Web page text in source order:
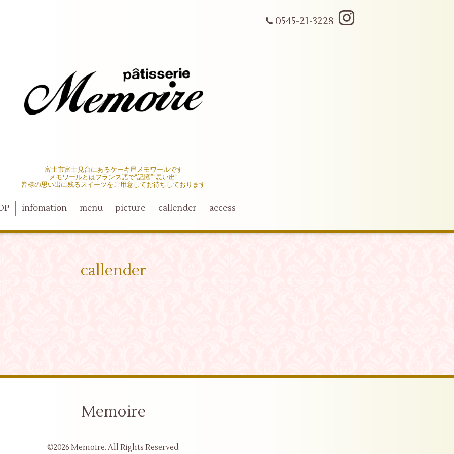
0545-21-3228
富士市富士見台にあるケーキ屋メモワールです
メモワールとはフランス語で“記憶”“思い出”
皆様の思い出に残るスイーツをご用意してお待ちしております
infomation menu picture callender access
callender
Memoire
©2026 Memoire. All Rights Reserved.